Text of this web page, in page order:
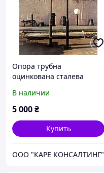
Опора трубна
оцинкована сталева
В наличии
5 000₴
Купить
ООО "КАРЕ КОНСАЛТИНГ"